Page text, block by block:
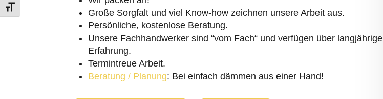
Große Sorgfalt und viel Know-how zeichnen unsere Arbeit aus.
Persönliche, kostenlose Beratung.
Unsere Fachhandwerker sind “vom Fach“ und verfügen über langjährige
Erfahrung.
Termintreue Arbeit.
Beratung / Planung: Bei einfach dämmen aus einer Hand!